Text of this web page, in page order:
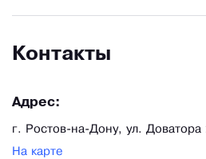
Контакты
Адрес:
г. Ростов-на-Дону, ул. Доватора
На карте